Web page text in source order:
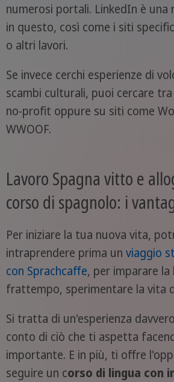
numerosi portali. LinkedIn è una
in questo, così come i siti
o altri lavori.
Se invece cerchi esperienze di
scambi culturali, puoi cercare
no-profit oppure su siti come
WWOOF.
Lavoro Spagna vitto e
corso di spagnolo: i
Per iniziare la tua nuova vita,
intraprendere prima un viaggio
con Sprachcaffe, per imparare la
frattempo, sperimentare la vita
Si tratta di un'esperienza
conto di ciò che ti aspetta
importante. E in più, ti offre
seguire un corso di lingua con